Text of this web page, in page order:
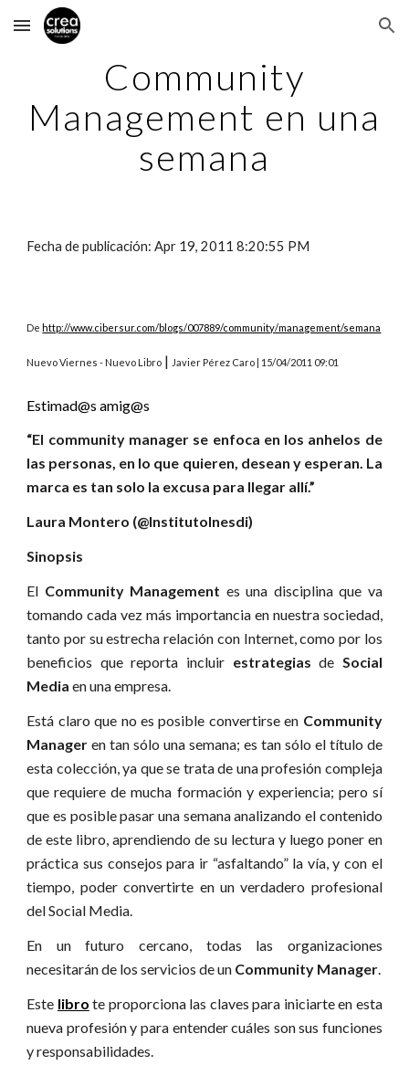
Skip to main content Skip to navigation
Community
Management en una
semana
Fecha de publicación: Apr 19, 2011 8:20:55 PM
De http://www.cibersur.com/blogs/007889/community/management/semana
Nuevo Viernes - Nuevo Libro | Javier Pérez Caro | 15/04/2011 09:01
Estimad@s amig@s
“El community manager se enfoca en los anhelos de
las personas, en lo que quieren, desean y esperan. La
marca es tan solo la excusa para llegar allí.”
Laura Montero (@InstitutoInesdi)
Sinopsis
El Community Management es una disciplina que va
tomando cada vez más importancia en nuestra sociedad,
tanto por su estrecha relación con Internet, como por los
beneficios que reporta incluir estrategias de Social
Media en una empresa.
Está claro que no es posible convertirse en Community
Manager en tan sólo una semana; es tan sólo el título de
esta colección, ya que se trata de una profesión compleja
que requiere de mucha formación y experiencia; pero sí
que es posible pasar una semana analizando el contenido
de este libro, aprendiendo de su lectura y luego poner en
práctica sus consejos para ir “asfaltando” la vía, y con el
tiempo, poder convertirte en un verdadero profesional
del Social Media.
En un futuro cercano, todas las organizaciones
necesitarán de los servicios de un Community Manager.
Este libro te proporciona las claves para iniciarte en esta
nueva profesión y para entender cuáles son sus funciones
y responsabilidades.